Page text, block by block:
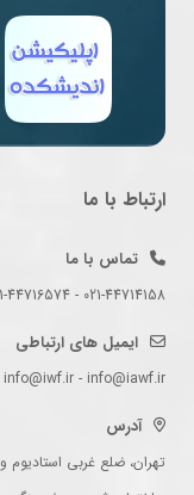
ارتباط با ما
تماس با ما
021-44714158 - 021-44716574 - 021-44714489
ایمیل های ارتباطی
info@iwf.ir - info@iawf.ir
آدرس
تهران، ضلع غربی استادیوم